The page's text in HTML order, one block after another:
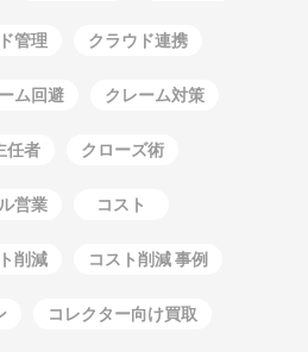
管理 クラウド連携
ム回避 クレーム対策
任者 クローズ術
営業 コスト
削減 コスト削減 事例
コレクター向け買取